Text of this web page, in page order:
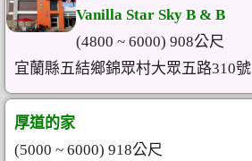
Vanilla Star Sky B & B
(4800 ~ 6000) 908公尺
宜蘭縣五結鄉錦眾村大眾五路310號
厚道的家
(5000 ~ 6000) 918公尺